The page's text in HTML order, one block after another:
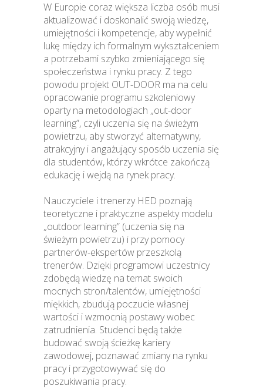
W Europie coraz większa liczba osób musi
aktualizować i doskonalić swoją wiedzę,
umiejętności i kompetencje, aby wypełnić
lukę między ich formalnym wykształceniem
a potrzebami szybko zmieniającego się
społeczeństwa i rynku pracy. Z tego
powodu projekt OUT-DOOR ma na celu
opracowanie programu szkoleniowy
oparty na metodologiach „out-door
learning”, czyli uczenia się na świeżym
powietrzu, aby stworzyć alternatywny,
atrakcyjny i angażujący sposób uczenia się
dla studentów, którzy wkrótce zakończą
edukację i wejdą na rynek pracy.
Nauczyciele i trenerzy HED poznają
teoretyczne i praktyczne aspekty modelu
„outdoor learning” (uczenia się na
świeżym powietrzu) i przy pomocy
partnerów-ekspertów przeszkolą
trenerów. Dzięki programowi uczestnicy
zdobędą wiedzę na temat swoich
mocnych stron/talentów, umiejętności
miękkich, zbudują poczucie własnej
wartości i wzmocnią postawy wobec
zatrudnienia. Studenci będą także
budować swoją ścieżkę kariery
zawodowej, poznawać zmiany na rynku
pracy i przygotowywać się do
poszukiwania pracy.